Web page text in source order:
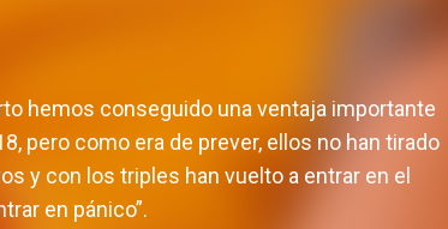
hemos conseguido una ventaja importante
pero como era de prever, ellos no han tirado
y con los triples han vuelto a entrar en el
en pánico”.